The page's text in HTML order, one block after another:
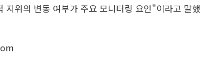
위의 변동 여부가 주요 모니터링 요인"이라고 말했